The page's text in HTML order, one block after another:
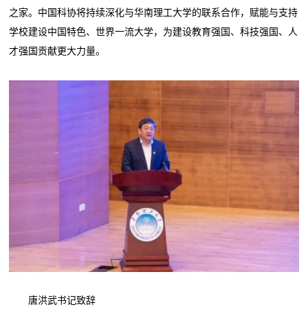
之家。中国科协将持续深化与华南理工大学的联系合作，赋能与支持
学校建设中国特色、世界一流大学，为建设教育强国、科技强国、人
才强国贡献更大力量。
唐洪武书记致辞